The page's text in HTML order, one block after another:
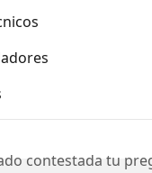
contestada tu